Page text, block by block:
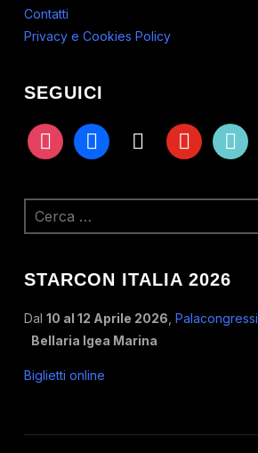
Contatti
Privacy e Cookies Policy
SEGUICI
instagramfacebook youtubetiktok
Ricerca
per:
STARCON ITALIA 2026
Dal 10 al 12 Aprile 2026 Palacongressi
Bellaria Igea Marina
Biglietti online